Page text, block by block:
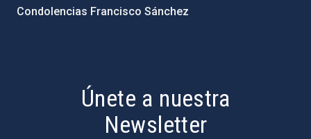
Condolencias Francisco Sánchez
Únete a nuestra
Newsletter